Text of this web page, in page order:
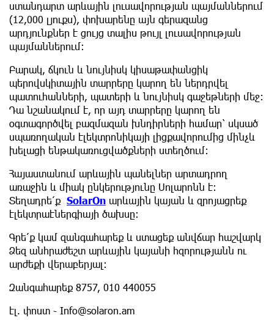
ստանդարտ արևային լուսավորության պայմաններում
(12,000 լյուքս), փոխարենը այն գերազանց
արդյունքներ է ցույց տալիս թույլ լուսավորության
պայմաններում։
Բարակ, ճկուն և նույնիսկ կիսաթափանցիկ
պերովսկիտային տարրերը կարող են ներդրվել
պատուհանների, պատերի և նույնիսկ գաջեթների մեջ։
Դա նշանակում է, որ այդ տարրերը կարող են
օգտագործվել բազմազան խնդիրների համար՝ սկսած
սպառողական էլեկտրոնիկայի լիցքավորումից մինչև
խելացի ենթակառուցվածքների ստեղծում։
Հայաստանում արևային պանելներ արտադրող
առաջին և միակ ընկերությունը Սոլարոնն է։
Տեղադրե՛ք SolarOn արևային կայան և զրոյացրեք
էլեկտրաէներգիայի ծախսը։
Գրե՛ք կամ զանգահարեք և ստացեք անվճար հաշվարկ
Ձեզ անհրաժեշտ արևային կայանի հզորությանն ու
արժեքի վերաբերյալ։
Զանգահարեք 8757, 010 440055
էլ. փոստ ֊ Info@solaron.am